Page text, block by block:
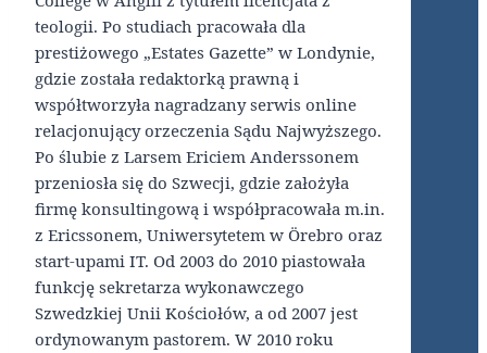
teologii. Po studiach pracowała dla
prestiżowego „Estates Gazette” w Londynie,
gdzie została redaktorką prawną i
współtworzyła nagradzany serwis online
relacjonujący orzeczenia Sądu Najwyższego.
Po ślubie z Larsem Ericiem Anderssonem
przeniosła się do Szwecji, gdzie założyła
firmę konsultingową i współpracowała m.in.
z Ericssonem, Uniwersytetem w Örebro oraz
start-upami IT. Od 2003 do 2010 piastowała
funkcję sekretarza wykonawczego
Szwedzkiej Unii Kościołów, a od 2007 jest
ordynowanym pastorem. W 2010 roku